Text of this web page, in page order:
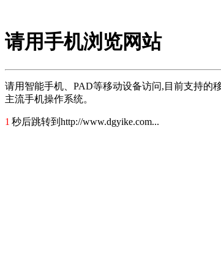
请用手机浏览网站
请用智能手机、PAD等移动设备访问,目前支持的
主流手机操作系统。
1 秒后跳转到http://www.dgyike.com...